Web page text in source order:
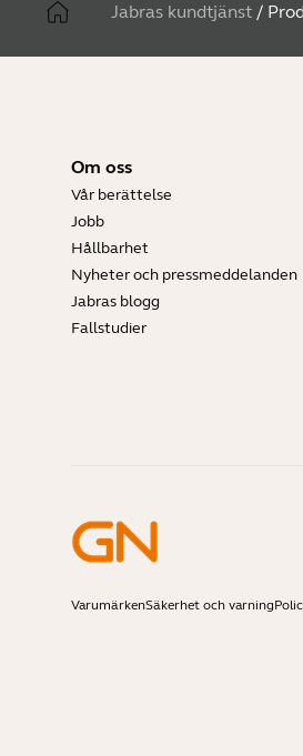
Jabras kundtjänst /
Om oss
Vår berättelse
Jobb
Hållbarhet
Nyheter och pressmeddelanden
Jabras blogg
Fallstudier
VarumärkenSäkerhet och varning